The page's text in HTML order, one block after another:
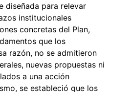
diseñada para relevar
institucionales
concretas del Plan,
que los
razón, no se admitieron
nuevas propuestas ni
a una acción
se estableció que los